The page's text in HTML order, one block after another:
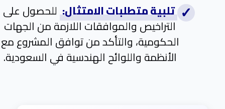
تلبية متطلبات الامتثال: للحصول على
التراخيص والموافقات اللازمة من الجهات
الحكومية، والتأكد من توافق المشروع مع
الأنظمة واللوائح الهندسية في السعودية.